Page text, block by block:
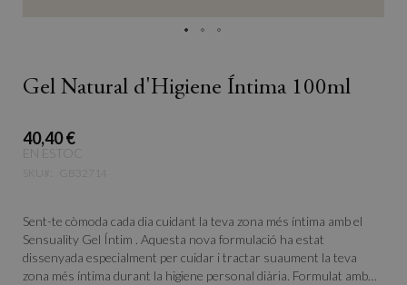
Gel Natural d'Higiene Íntima 100ml
40,40 €
EN ESTOC
GB32714
Sent-te còmoda cada dia cuidant la teva zona més íntima amb el
Sensuality Gel Íntim . Aquesta nova formulació ha estat
dissenyada especialment per cuidar i tractar suaument la teva
zona més íntima durant la higiene personal diària. Formulat amb